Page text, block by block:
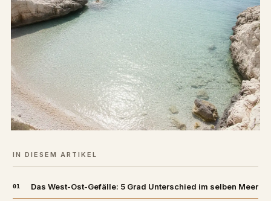
IN DIESEM ARTIKEL
Das West-Ost-Gefälle: 5 Grad Unterschied im selben Meer